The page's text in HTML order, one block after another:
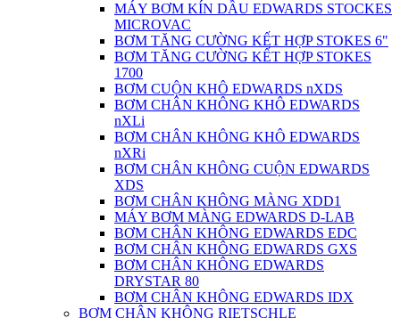
MÁY BƠM KÍN DẦU EDWARDS STOCKES
MICROVAC
BƠM TĂNG CƯỜNG KẾT HỢP STOKES 6"
BƠM TĂNG CƯỜNG KẾT HỢP STOKES
1700
BƠM CUỘN KHÔ EDWARDS nXDS
BƠM CHÂN KHÔNG KHÔ EDWARDS
nXLi
BƠM CHÂN KHÔNG KHÔ EDWARDS
nXRi
BƠM CHÂN KHÔNG CUỘN EDWARDS
XDS
BƠM CHÂN KHÔNG MÀNG XDD1
MÁY BƠM MÀNG EDWARDS D-LAB
BƠM CHÂN KHÔNG EDWARDS EDC
BƠM CHÂN KHÔNG EDWARDS GXS
BƠM CHÂN KHÔNG EDWARDS
DRYSTAR 80
BƠM CHÂN KHÔNG EDWARDS IDX
BƠM CHÂN KHÔNG RIETSCHLE